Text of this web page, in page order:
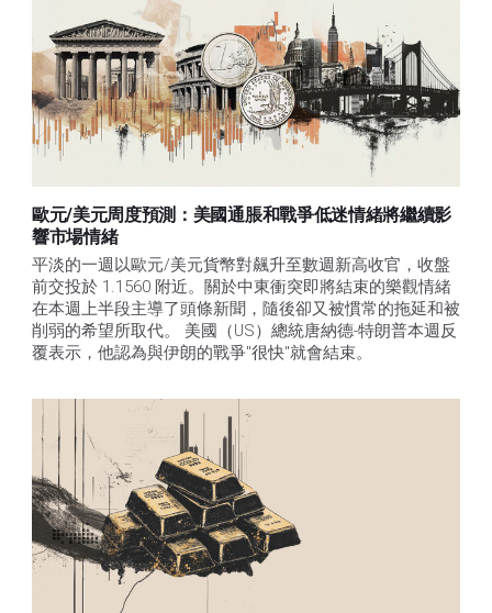
歐元/美元周度預測：美國通脹和戰爭低迷情緒將繼續影
響市場情緒
平淡的一週以歐元/美元貨幣對飆升至數週新高收官，收盤
前交投於 1.1560 附近。關於中東衝突即將結束的樂觀情緒
在本週上半段主導了頭條新聞，隨後卻又被慣常的拖延和被
削弱的希望所取代。 美國（US）總統唐納德-特朗普本週反
覆表示，他認為與伊朗的戰爭"很快"就會結束。